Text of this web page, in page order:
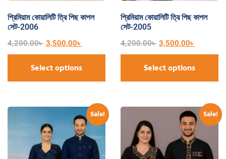
প্রিমিয়াম কোয়ালিটি ত্রি পিছ কাপল
সেট-2006
4,200.00৳ 3,500.00৳
Select options
প্রিমিয়াম কোয়ালিটি ত্রি পিছ কাপল
সেট-2005
4,200.00৳ 3,500.00৳
Select options
Sale! Sale!